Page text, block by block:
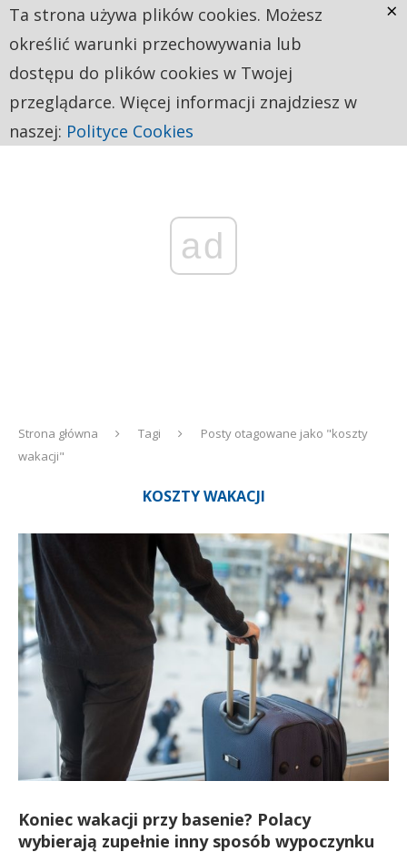
ad
Strona główna Tagi
Posty otagowane jako "koszty
wakacji"
KOSZTY WAKACJI
Koniec wakacji przy basenie? Polacy
wybierają zupełnie inny sposób wypoczynku
Ta strona używa plików cookies. Możesz
określić warunki przechowywania lub
dostępu do plików cookies w Twojej
przeglądarce. Więcej informacji znajdziesz w
naszej: Polityce Cookies
×